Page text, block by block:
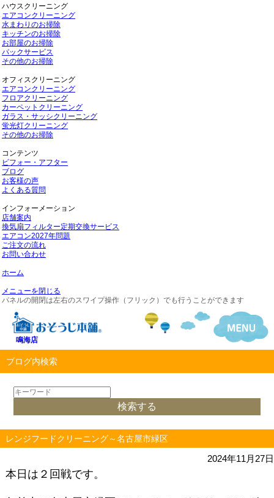
ハウスクリーニング
エアコンクリーニング
水まわりのお掃除
キッチンのお掃除
お部屋のお掃除
パックサービス
その他のお掃除
オフィスクリーニング
エアコンクリーニング
フロアクリーニング
カーペットクリーニング
ガラス・サッシクリーニング
蛍光灯クリーニング
その他のお掃除
コンテンツ
ビフォー・アフター
ブログ
お客様の声
よくある質問
インフォーメーション
店舗案内
換気扇フィルター定期交換サービス
エアコン2027年問題
ご注文の流れ
お問い合わせ
ホーム
メニューを閉じる
パネルの開閉は左右のスワイプ操作（フリック）でも行うことができます
鳴海店
ブログ内検索
レンジフードクリーニング～名古屋市緑区
2024年11月27日
本日は２回戦です。